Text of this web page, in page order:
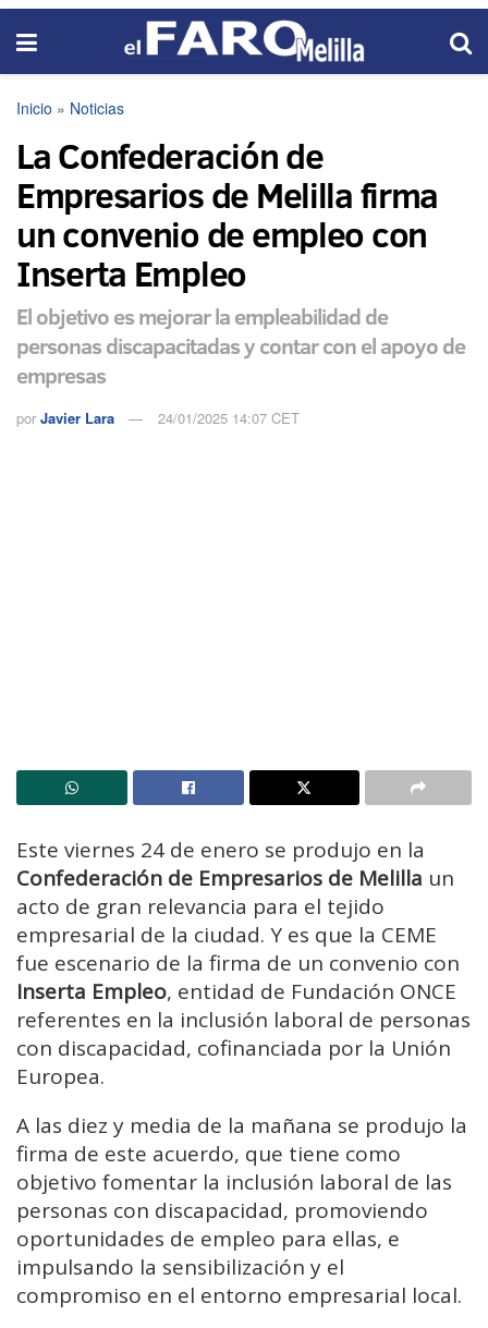
Inicio » Noticias
La Confederación de
Empresarios de Melilla firma
un convenio de empleo con
Inserta Empleo
El objetivo es mejorar la empleabilidad de
personas discapacitadas y contar con el apoyo de
empresas
por Javier Lara 24/01/2025 14:07 CET
Este viernes 24 de enero se produjo en la
Confederación de Empresarios de Melilla un
acto de gran relevancia para el tejido
empresarial de la ciudad. Y es que la CEME
fue escenario de la firma de un convenio con
Inserta Empleo, entidad de Fundación ONCE
referentes en la inclusión laboral de personas
con discapacidad, cofinanciada por la Unión
Europea.
A las diez y media de la mañana se produjo la
firma de este acuerdo, que tiene como
objetivo fomentar la inclusión laboral de las
personas con discapacidad, promoviendo
oportunidades de empleo para ellas, e
impulsando la sensibilización y el
compromiso en el entorno empresarial local.